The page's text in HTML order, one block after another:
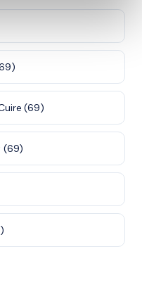
(69)
(69)